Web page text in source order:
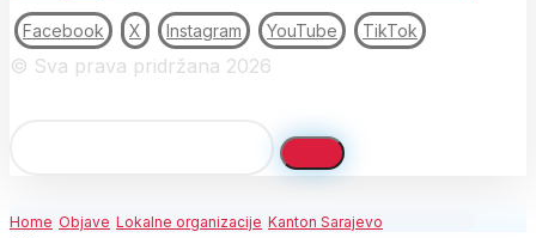
Facebook X Instagram YouTube TikTok
© Sva prava pridržana 2026
Home Objave Lokalne organizacije Kanton Sarajevo